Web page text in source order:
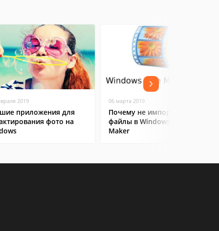
2019
приложения для
фото на
06 марта 2019
Почему не импортируются
файлы в Windows Movie
Maker